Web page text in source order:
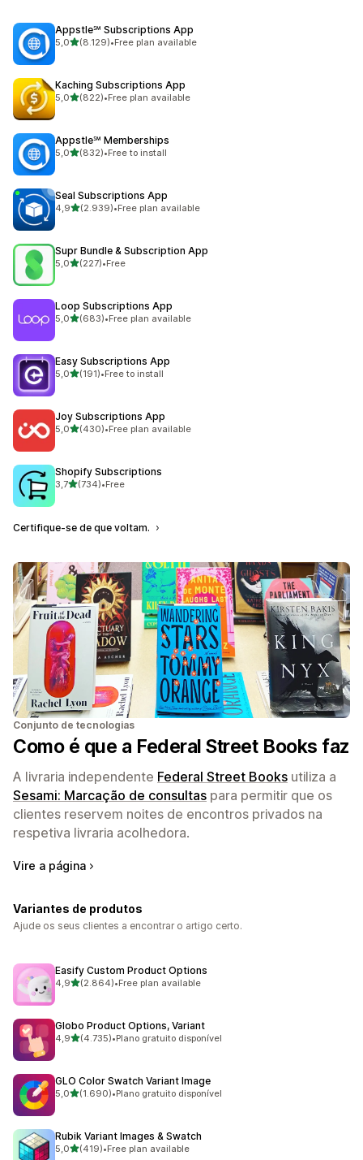
Appstle℠ Subscriptions App
5,0de 5 estrelas
(8.129)
8129 total de avaliações
•Free plan available
Kaching Subscriptions App
5,0de 5 estrelas
(822)
822 total de avaliações
•Free plan available
Appstle℠ Memberships
5,0de 5 estrelas
(832)
832 total de avaliações
•Free to install
Seal Subscriptions App
4,9de 5 estrelas
(2.939)
2939 total de avaliações
•Free plan available
Supr Bundle & Subscription App
5,0de 5 estrelas
(227)
227 total de avaliações
•Free
Loop Subscriptions App
5,0de 5 estrelas
(683)
683 total de avaliações
•Free plan available
Easy Subscriptions App
5,0de 5 estrelas
(191)
191 total de avaliações
•Free to install
Joy Subscriptions App
5,0de 5 estrelas
(430)
430 total de avaliações
•Free plan available
Shopify Subscriptions
3,7de 5 estrelas
(734)
734 total de avaliações
•Free
Certifique-se de que voltam.
Conjunto de tecnologias
Como é que a Federal Street Books faz
A livraria independente Federal Street Books utiliza a
Sesami: Marcação de consultas para permitir que os
clientes reservem noites de encontros privados na
respetiva livraria acolhedora.
Vire a página
Variantes de produtos
Ajude os seus clientes a encontrar o artigo certo.
Easify Custom Product Options
4,9de 5 estrelas
(2.864)
2864 total de avaliações
•Free plan available
Globo Product Options, Variant
4,9de 5 estrelas
(4.735)
4735 total de avaliações
•Plano gratuito disponível
GLO Color Swatch Variant Image
5,0de 5 estrelas
(1.690)
1690 total de avaliações
•Plano gratuito disponível
Rubik Variant Images & Swatch
5,0de 5 estrelas
(419)
419 total de avaliações
•Free plan available